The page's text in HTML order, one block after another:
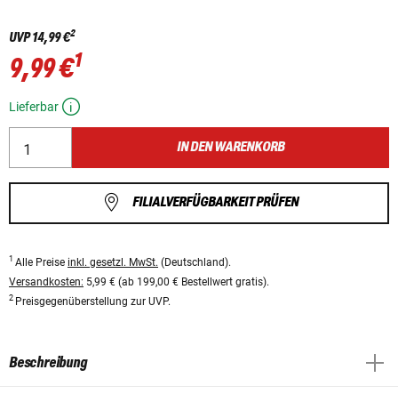
UVP14,99 €2
9,99 €1
Lieferbar
IN DEN WARENKORB
FILIALVERFÜGBARKEIT PRÜFEN
1 Alle Preise inkl. gesetzl. MwSt. (Deutschland).
Versandkosten: 5,99 € (ab 199,00 € Bestellwert gratis).
2 Preisgegenüberstellung zur UVP.
Beschreibung